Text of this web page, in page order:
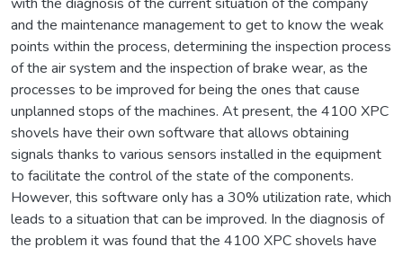
and the maintenance management to get to know the weak
points within the process, determining the inspection process
of the air system and the inspection of brake wear, as the
processes to be improved for being the ones that cause
unplanned stops of the machines. At present, the 4100 XPC
shovels have their own software that allows obtaining
signals thanks to various sensors installed in the equipment
to facilitate the control of the state of the components.
However, this software only has a 30% utilization rate, which
leads to a situation that can be improved. In the diagnosis of
the problem it was found that the 4100 XPC shovels have